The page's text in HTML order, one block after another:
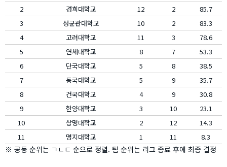
2
경희대학교 12 2
85.7
3
성균관대학교 10 2
83.3
4
고려대학교 11 3
78.6
5
연세대학교 8 7
53.3
6
단국대학교 5 8
38.5
7
동국대학교 5 9
35.7
8
건국대학교 4 9
30.8
9
한양대학교 3 10
23.1
10
상명대학교 2 12
14.3
11
명지대학교 1 11 8.3
※ 공동 순위는 ㄱㄴㄷ 순으로 정렬. 팀 순위는 리그 종료 후에 최종 결정